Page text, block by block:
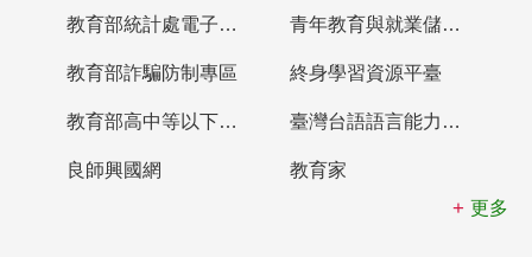
教育部統計處電子書櫃 青年教育與就業儲蓄帳戶
教育部詐騙防制專區 終身學習資源平臺
教育部高中等以下學校及幼兒園教師資格檢定考試 臺灣台語語言能力認證網站
良師興國網
教育家
更多